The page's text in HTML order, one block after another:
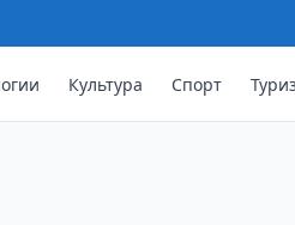
Культура Спорт